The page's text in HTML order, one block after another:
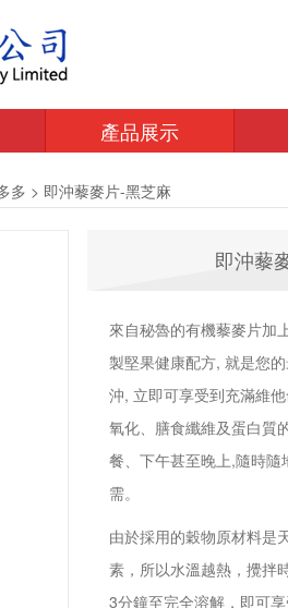
產品展示
多 > 即沖藜麥片-黑芝麻
即沖藜
來自秘魯的有機藜麥片加
製堅果健康配方, 就是您
沖, 立即可享受到充滿維
氧化、膳食纖維及蛋白質
餐、下午甚至晚上,隨時
需。
由於採用的穀物原材料是
素，所以水溫越熱，攪拌
3分鐘至完全溶解，即可